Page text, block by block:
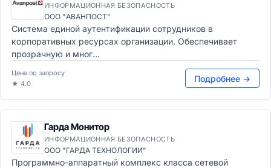
ИНФОРМАЦИОННАЯ БЕЗОПАСНОСТЬ
ООО "АВАНПОСТ"
Система единой аутентификации сотрудников в
корпоративных ресурсах организации. Обеспечивает
прозрачную и мног...
Цена по запросу
★ 4.0
Подробнее →
Гарда Монитор
ИНФОРМАЦИОННАЯ БЕЗОПАСНОСТЬ
ООО "ГАРДА ТЕХНОЛОГИИ"
Программно-аппаратный комплекс класса сетевой